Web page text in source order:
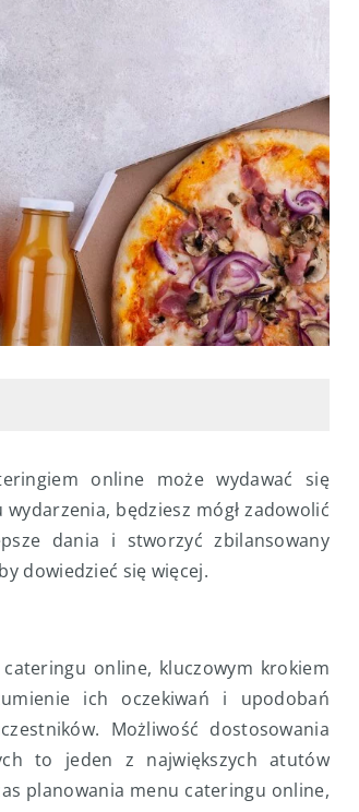
online może wydawać się
będziesz mógł zadowolić
dania i stworzyć zbilansowany
dowiedzieć się więcej.
online, kluczowym krokiem
ich oczekiwań i upodobań
Możliwość dostosowania
to jeden z największych atutów
planowania menu cateringu online,